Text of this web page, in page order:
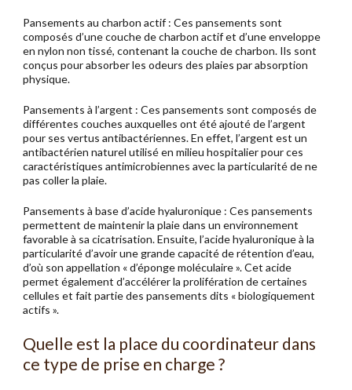
Pansements au charbon actif : Ces pansements sont
composés d’une couche de charbon actif et d’une enveloppe
en nylon non tissé, contenant la couche de charbon. Ils sont
conçus pour absorber les odeurs des plaies par absorption
physique.
Pansements à l’argent : Ces pansements sont composés de
différentes couches auxquelles ont été ajouté de l’argent
pour ses vertus antibactériennes. En effet, l’argent est un
antibactérien naturel utilisé en milieu hospitalier pour ces
caractéristiques antimicrobiennes avec la particularité de ne
pas coller la plaie.
Pansements à base d’acide hyaluronique : Ces pansements
permettent de maintenir la plaie dans un environnement
favorable à sa cicatrisation. Ensuite, l’acide hyaluronique à la
particularité d’avoir une grande capacité de rétention d’eau,
d’où son appellation « d’éponge moléculaire ». Cet acide
permet également d’accélérer la prolifération de certaines
cellules et fait partie des pansements dits « biologiquement
actifs ».
Quelle est la place du coordinateur dans
ce type de prise en charge ?